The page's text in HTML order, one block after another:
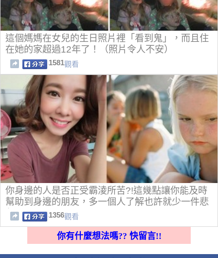
這個媽媽在女兒的生日照片裡「看到鬼」，而且住
在她的家超過12年了！（照片令人不安）
1581觀看
你身邊的人是否正受霸淩所苦?!這幾點讓你能及時
幫助到身邊的朋友，多一個人了解也許就少一件悲
劇...
1356觀看
你有什麼想法嗎?? 快留言!!